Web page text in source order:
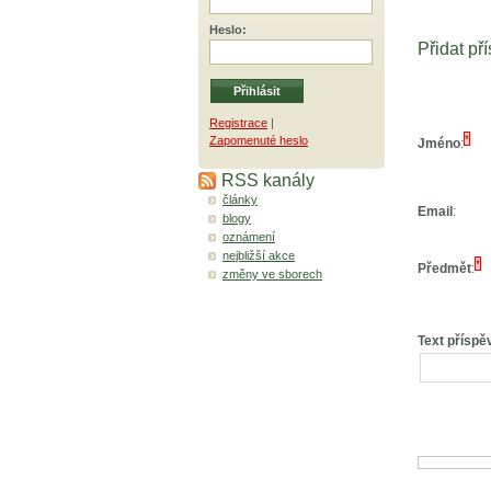
Heslo:
Registrace |
Zapomenuté heslo
RSS kanály
články
blogy
oznámení
nejbližší akce
změny ve sborech
Přidat
Jméno:*
Email :
Předmět:*
Text